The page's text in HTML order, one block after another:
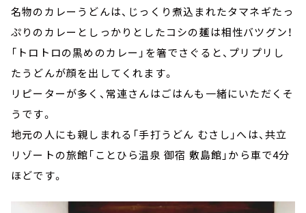
名物のカレーうどんは、じっくり煮込まれたタマネギたっ
ぷりのカレーとしっかりとしたコシの麺は相性バツグン！
「トロトロの黒めのカレー」を箸でさぐると、プリプリし
たうどんが顔を出してくれます。
リピーターが多く、常連さんはごはんも一緒にいただくそ
うです。
地元の人にも親しまれる「手打うどん むさし」へは、共立
リゾートの旅館「ことひら温泉 御宿 敷島館」から車で4分
ほどです。